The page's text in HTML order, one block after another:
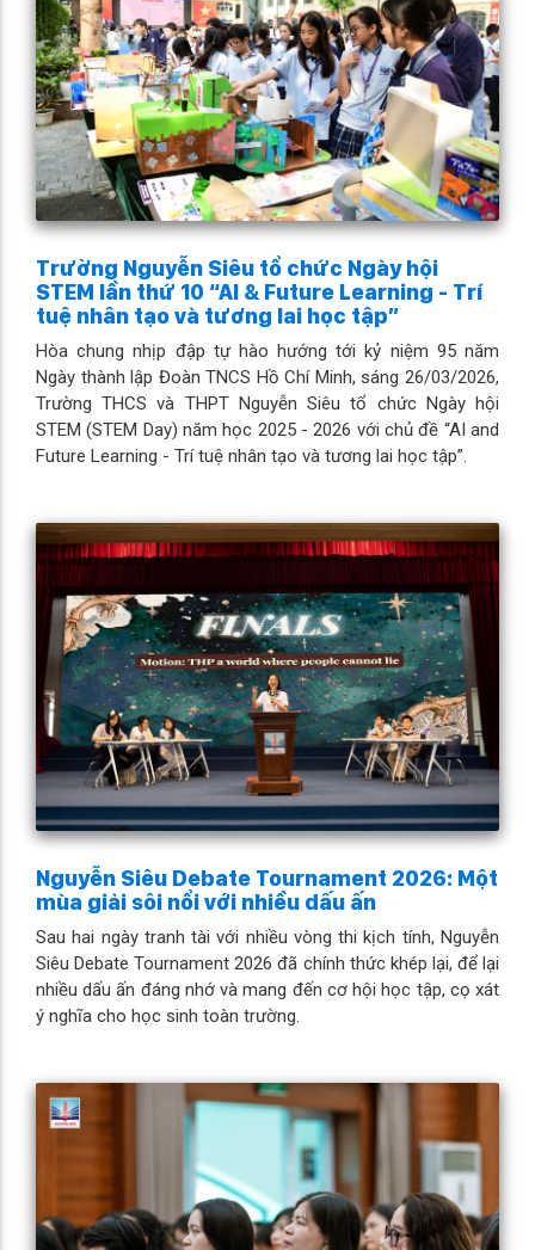
Trường Nguyễn Siêu tổ chức Ngày hội
STEM lần thứ 10 “AI & Future Learning - Trí
tuệ nhân tạo và tương lai học tập”
Hòa chung nhịp đập tự hào hướng tới kỷ niệm 95 năm
Ngày thành lập Đoàn TNCS Hồ Chí Minh, sáng 26/03/2026,
Trường THCS và THPT Nguyễn Siêu tổ chức Ngày hội
STEM (STEM Day) năm học 2025 - 2026 với chủ đề “AI and
Future Learning - Trí tuệ nhân tạo và tương lai học tập”.
Nguyễn Siêu Debate Tournament 2026: Một
mùa giải sôi nổi với nhiều dấu ấn
Sau hai ngày tranh tài với nhiều vòng thi kịch tính, Nguyễn
Siêu Debate Tournament 2026 đã chính thức khép lại, để lại
nhiều dấu ấn đáng nhớ và mang đến cơ hội học tập, cọ xát
ý nghĩa cho học sinh toàn trường.